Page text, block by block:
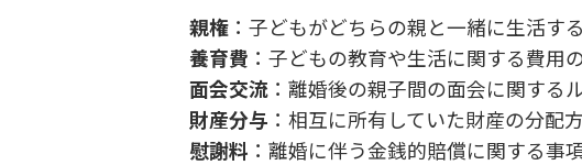
親権 ：子どもがどちらの親と一緒に生活す
養育費 ：子どもの教育や生活に関する費用
面会交流 ：離婚後の親子間の面会に関する
財産分与 ：相互に所有していた財産の分配
慰謝料 ：離婚に伴う金銭的賠償に関する事